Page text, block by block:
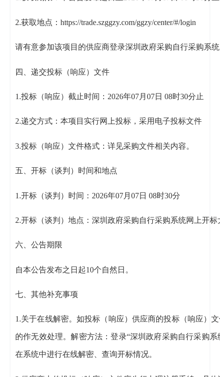
2.获取地点：https://trade.szggzy.com/ggzy/center/#/login
请有意参加该项目的供应商登录深圳政府采购自行采购系
四、递交投标（响应）文件
1.投标（响应）截止时间：2026年07月07日 08时30分止
2.递交方式：本项目实行网上投标，采用电子投标文件
3.投标（响应）文件格式：详见采购文件相关内容。
五、开标（谈判）时间和地点
1.开标（谈判）时间：2026年07月07日 08时30分
2.开标（谈判）地点：深圳政府采购自行采购系统网上开标
六、公告期限
自本公告发布之日起10个自然日。
七、其他补充事项
1.关于在线解密。如投标（响应）供应商的投标（响应）
的作无效处理。解密方法：登录“深圳政府采购自行采购系
在系统中进行在线解密、查询开标情况。